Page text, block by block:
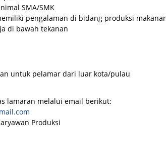
SMA/SMK
pengalaman di bidang produksi
di bawah tekanan
untuk pelamar dari luar kota/pulau
lamaran melalui email berikut:
Produksi